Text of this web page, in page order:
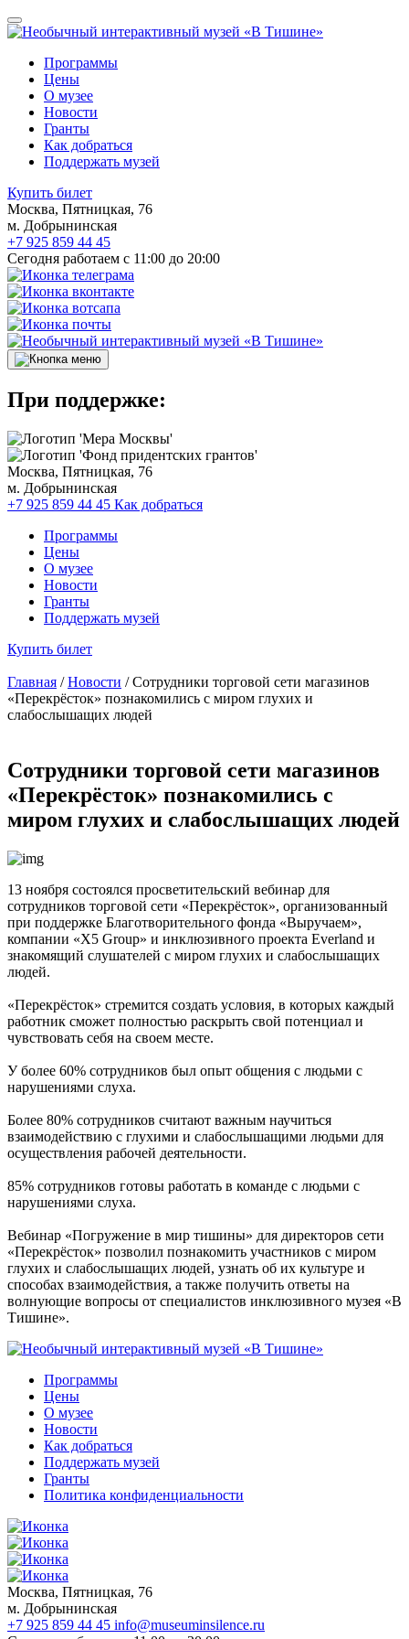
Программы
Цены
О музее
Новости
Гранты
Как добраться
Поддержать музей
Купить билет
Москва, Пятницкая, 76
м. Добрынинская
+7 925 859 44 45
Сегодня работаем с 11:00 до 20:00
При поддержке:
Москва, Пятницкая, 76
м. Добрынинская
+7 925 859 44 45 Как добраться
Программы
Цены
О музее
Новости
Гранты
Поддержать музей
Купить билет
Главная /Новости / Сотрудники торговой сети магазинов
«Перекрёсток» познакомились с миром глухих и
слабослышащих людей
Сотрудники торговой сети магазинов
«Перекрёсток» познакомились с
миром глухих и слабослышащих людей
13 ноября состоялся просветительский вебинар для
сотрудников торговой сети «Перекрёсток», организованный
при поддержке Благотворительного фонда «Выручаем»,
компании «X5 Group» и инклюзивного проекта Everland и
знакомящий слушателей с миром глухих и слабослышащих
людей.
«Перекрёсток» стремится создать условия, в которых каждый
работник сможет полностью раскрыть свой потенциал и
чувствовать себя на своем месте.
У более 60% сотрудников был опыт общения с людьми с
нарушениями слуха.
Более 80% сотрудников считают важным научиться
взаимодействию с глухими и слабослышащими людьми для
осуществления рабочей деятельности.
85% сотрудников готовы работать в команде с людьми с
нарушениями слуха.
Вебинар «Погружение в мир тишины» для директоров сети
«Перекрёсток» позволил познакомить участников с миром
глухих и слабослышащих людей, узнать об их культуре и
способах взаимодействия, а также получить ответы на
волнующие вопросы от специалистов инклюзивного музея «В
Тишине».
Программы
Цены
О музее
Новости
Как добраться
Поддержать музей
Гранты
Политика конфиденциальности
Москва, Пятницкая, 76
м. Добрынинская
+7 925 859 44 45 info@museuminsilence.ru